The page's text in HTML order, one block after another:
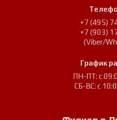
+7 (495)
+7 (903)
(Viber/
График
ПН-ПТ: с
СБ-ВС: с